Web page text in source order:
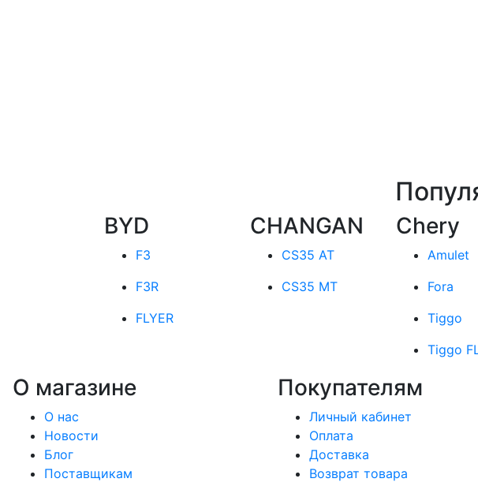
BYD
F3
F3R
FLYER
CHANGAN
CS35 AT
CS35 MT
Chery
Amulet
Fora
Tiggo
Tiggo
О магазине
О нас
Новости
Блог
Поставщикам
Покупателям
Личный кабинет
Оплата
Доставка
Возврат товара